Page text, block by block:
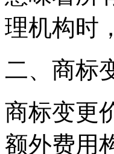
理机构时
二、商标
商标变更
额外费用